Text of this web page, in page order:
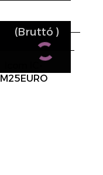
M25EURO
(Bruttó)